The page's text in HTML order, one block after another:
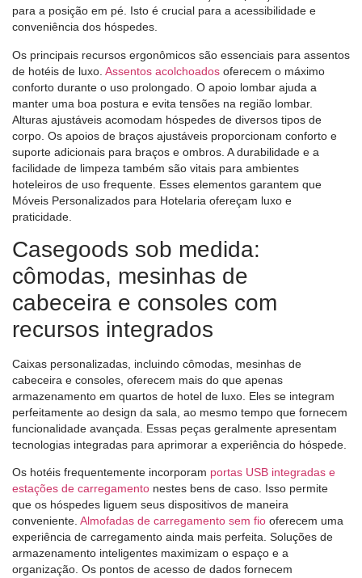
para a posição em pé. Isto é crucial para a acessibilidade e
conveniência dos hóspedes.
Os principais recursos ergonômicos são essenciais para assentos
de hotéis de luxo. Assentos acolchoados oferecem o máximo
conforto durante o uso prolongado. O apoio lombar ajuda a
manter uma boa postura e evita tensões na região lombar.
Alturas ajustáveis ​​acomodam hóspedes de diversos tipos de
corpo. Os apoios de braços ajustáveis ​​proporcionam conforto e
suporte adicionais para braços e ombros. A durabilidade e a
facilidade de limpeza também são vitais para ambientes
hoteleiros de uso frequente. Esses elementos garantem que
Móveis Personalizados para Hotelaria ofereçam luxo e
praticidade.
Casegoods sob medida:
cômodas, mesinhas de
cabeceira e consoles com
recursos integrados
Caixas personalizadas, incluindo cômodas, mesinhas de
cabeceira e consoles, oferecem mais do que apenas
armazenamento em quartos de hotel de luxo. Eles se integram
perfeitamente ao design da sala, ao mesmo tempo que fornecem
funcionalidade avançada. Essas peças geralmente apresentam
tecnologias integradas para aprimorar a experiência do hóspede.
Os hotéis frequentemente incorporam portas USB integradas e
estações de carregamento nestes bens de caso. Isso permite
que os hóspedes liguem seus dispositivos de maneira
conveniente. Almofadas de carregamento sem fio oferecem uma
experiência de carregamento ainda mais perfeita. Soluções de
armazenamento inteligentes maximizam o espaço e a
organização. Os pontos de acesso de dados fornecem